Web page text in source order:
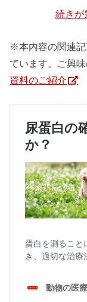
続きが
※本内容の関連記
ています。ご興
資料のご紹介